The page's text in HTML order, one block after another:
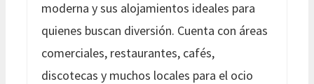
moderna y sus alojamientos ideales para
quienes buscan diversión. Cuenta con áreas
comerciales, restaurantes, cafés,
discotecas y muchos locales para el ocio